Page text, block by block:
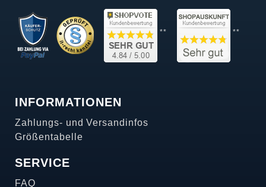
** **
INFORMATIONEN
Zahlungs- und Versandinfos
Größentabelle
SERVICE
FAQ